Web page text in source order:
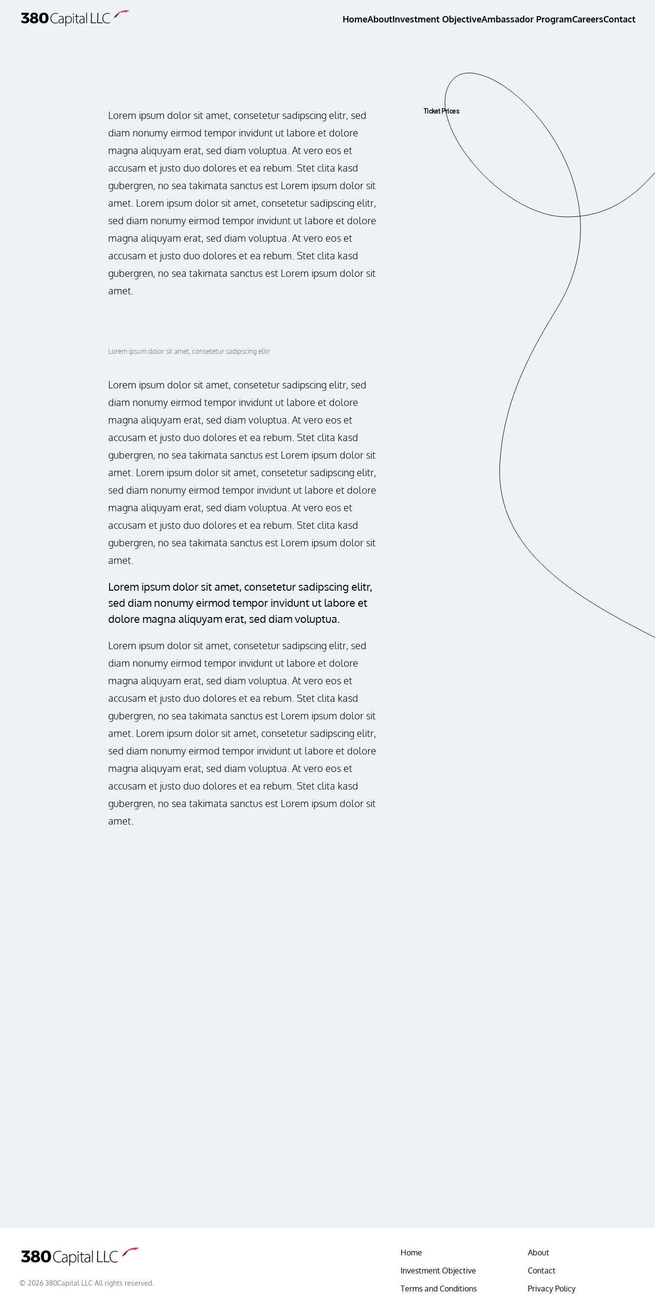
Skip to main content
HomeAboutInvestment ObjectiveAmbassador ProgramCareersContact
Lorem ipsum dolor sit amet, consetetur sadipscing elitr, sed
diam nonumy eirmod tempor invidunt ut labore et dolore
magna aliquyam erat, sed diam voluptua. At vero eos et
accusam et justo duo dolores et ea rebum. Stet clita kasd
gubergren, no sea takimata sanctus est Lorem ipsum dolor sit
amet. Lorem ipsum dolor sit amet, consetetur sadipscing elitr,
sed diam nonumy eirmod tempor invidunt ut labore et dolore
magna aliquyam erat, sed diam voluptua. At vero eos et
accusam et justo duo dolores et ea rebum. Stet clita kasd
gubergren, no sea takimata sanctus est Lorem ipsum dolor sit
amet.
Lorem ipsum dolor sit amet, consetetur sadipscing elitr
Lorem ipsum dolor sit amet, consetetur sadipscing elitr, sed
diam nonumy eirmod tempor invidunt ut labore et dolore
magna aliquyam erat, sed diam voluptua. At vero eos et
accusam et justo duo dolores et ea rebum. Stet clita kasd
gubergren, no sea takimata sanctus est Lorem ipsum dolor sit
amet. Lorem ipsum dolor sit amet, consetetur sadipscing elitr,
sed diam nonumy eirmod tempor invidunt ut labore et dolore
magna aliquyam erat, sed diam voluptua. At vero eos et
accusam et justo duo dolores et ea rebum. Stet clita kasd
gubergren, no sea takimata sanctus est Lorem ipsum dolor sit
amet.
Lorem ipsum dolor sit amet, consetetur sadipscing elitr,
sed diam nonumy eirmod tempor invidunt ut labore et
dolore magna aliquyam erat, sed diam voluptua.
Lorem ipsum dolor sit amet, consetetur sadipscing elitr, sed
diam nonumy eirmod tempor invidunt ut labore et dolore
magna aliquyam erat, sed diam voluptua. At vero eos et
accusam et justo duo dolores et ea rebum. Stet clita kasd
gubergren, no sea takimata sanctus est Lorem ipsum dolor sit
amet. Lorem ipsum dolor sit amet, consetetur sadipscing elitr,
sed diam nonumy eirmod tempor invidunt ut labore et dolore
magna aliquyam erat, sed diam voluptua. At vero eos et
accusam et justo duo dolores et ea rebum. Stet clita kasd
gubergren, no sea takimata sanctus est Lorem ipsum dolor sit
amet.
Ticket Prices
© 2026 380Capital LLC All rights reserved.
Home
About
Investment Objective
Contact
Terms and Conditions
Privacy Policy